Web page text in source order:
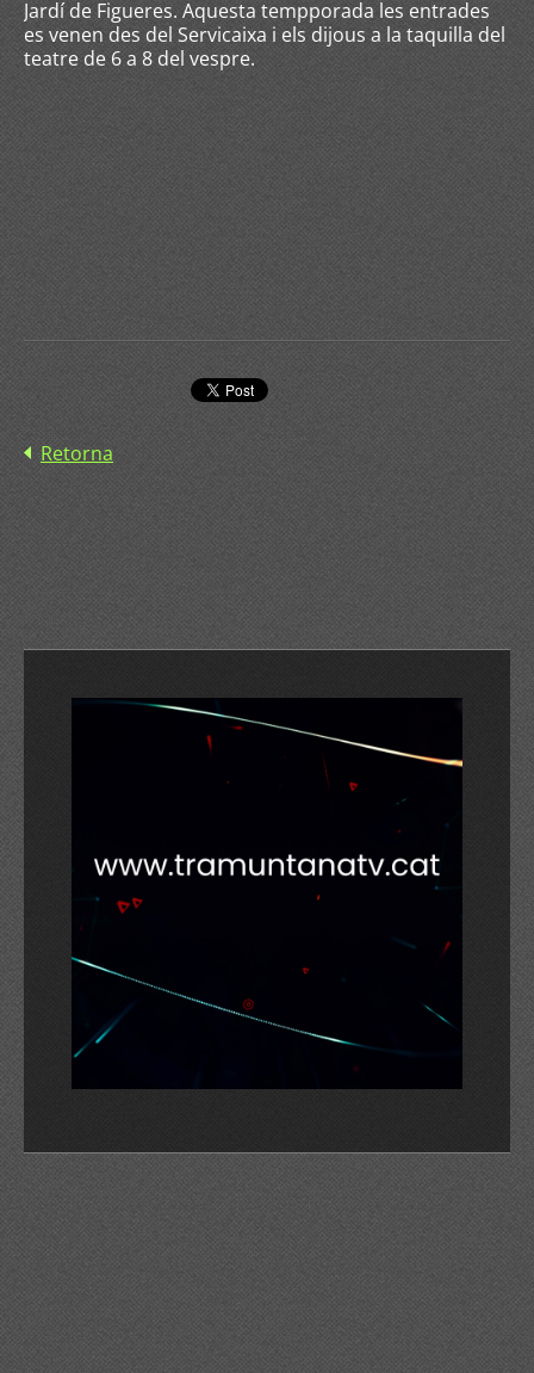
Jardí de Figueres. Aquesta tempporada les entrades
es venen des del Servicaixa i els dijous a la taquilla del
teatre de 6 a 8 del vespre.
Retorna